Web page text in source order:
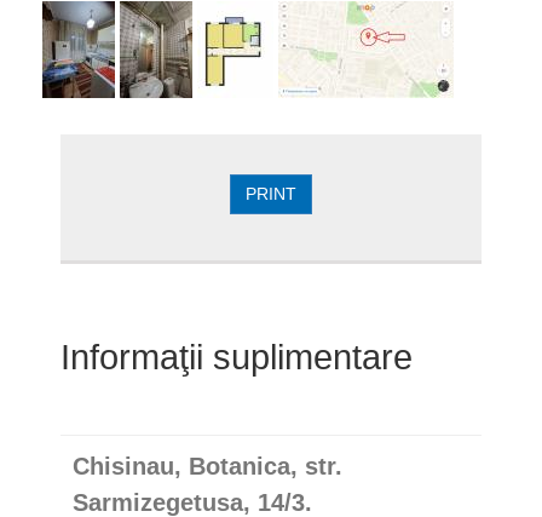
PRINT
Informaţii suplimentare
Chisinau, Botanica, str.
Sarmizegetusa, 14/3.